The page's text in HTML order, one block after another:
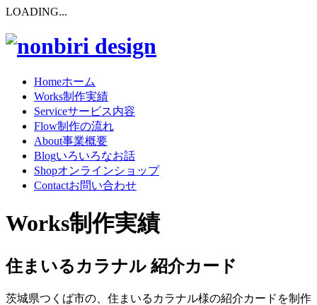
LOADING...
Homeホーム
Works制作実績
Serviceサービス内容
Flow制作の流れ
About事業概要
Blogいろいろなお話
Shopオンラインショップ
Contactお問い合わせ
Works制作実績
住まいるカラナル 紹介カード
茨城県つくば市の、住まいるカラナル様の紹介カードを制作